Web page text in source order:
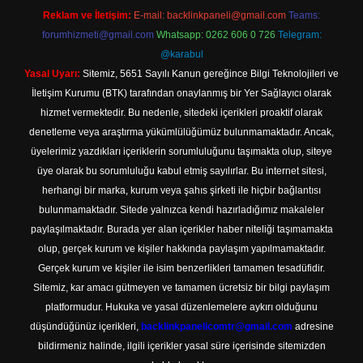
Reklam ve İletişim: E-mail: backlinkpaneli@gmail.com Teams:
forumhizmeti@gmail.com Whatsapp: 0262 606 0 726 Telegram:
@karabul
Yasal Uyarı: Sitemiz, 5651 Sayılı Kanun gereğince Bilgi Teknolojileri ve
İletişim Kurumu (BTK) tarafından onaylanmış bir Yer Sağlayıcı olarak
hizmet vermektedir. Bu nedenle, sitedeki içerikleri proaktif olarak
denetleme veya araştırma yükümlülüğümüz bulunmamaktadır. Ancak,
üyelerimiz yazdıkları içeriklerin sorumluluğunu taşımakta olup, siteye
üye olarak bu sorumluluğu kabul etmiş sayılırlar. Bu internet sitesi,
herhangi bir marka, kurum veya şahıs şirketi ile hiçbir bağlantısı
bulunmamaktadır. Sitede yalnızca kendi hazırladığımız makaleler
paylaşılmaktadır. Burada yer alan içerikler haber niteliği taşımamakta
olup, gerçek kurum ve kişiler hakkında paylaşım yapılmamaktadır.
Gerçek kurum ve kişiler ile isim benzerlikleri tamamen tesadüfidir.
Sitemiz, kar amacı gütmeyen ve tamamen ücretsiz bir bilgi paylaşım
platformudur. Hukuka ve yasal düzenlemelere aykırı olduğunu
düşündüğünüz içerikleri, backlinkpanelicomtr@gmail.com adresine
bildirmeniz halinde, ilgili içerikler yasal süre içerisinde sitemizden